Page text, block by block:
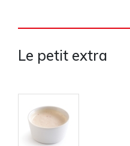
Le petit extra